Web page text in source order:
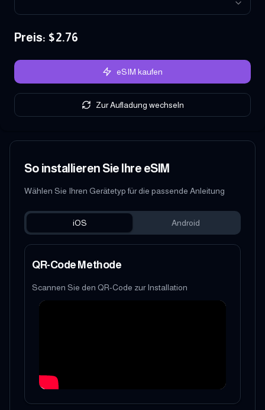
Preis: $2.76
eSIM kaufen
Zur Aufladung wechseln
So installieren Sie Ihre eSIM
Wählen Sie Ihren Gerätetyp für die passende Anleitung
iOS Android
QR-Code Methode
Scannen Sie den QR-Code zur Installation